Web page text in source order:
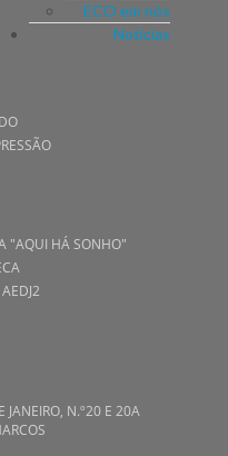
ECO em nós
Notícias
"AQUI HÁ SONHO"
JANEIRO, N.º20 E 20A